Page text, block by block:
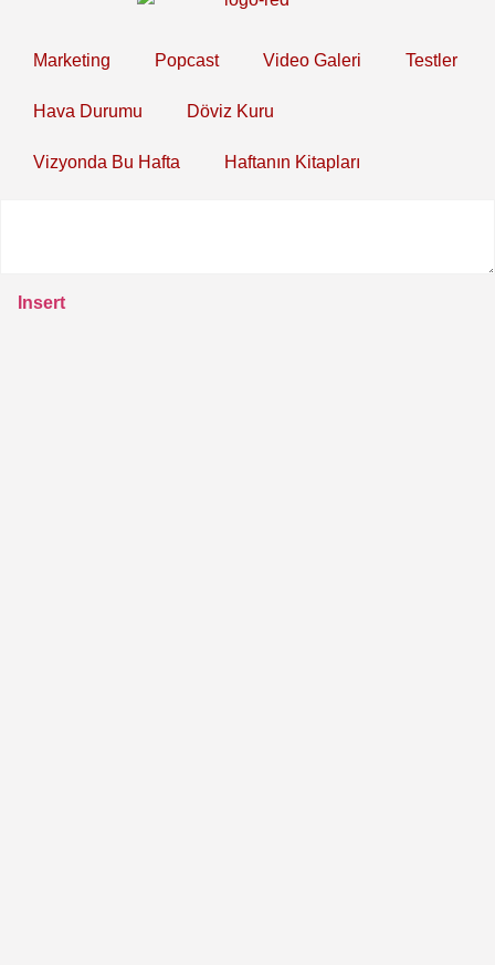
Marketing Popcast Video Galeri Testler
Hava Durumu Döviz Kuru
Vizyonda Bu Hafta Haftanın Kitapları
Insert